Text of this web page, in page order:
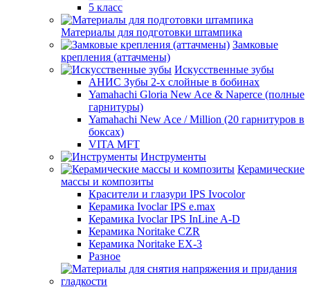
5 класс
Материалы для подготовки штампика
Замковые
крепления (аттачмены)
Искусственные зубы
АНИС Зубы 2-х слойные в бобинах
Yamahachi Gloria New Ace & Naperce (полные
гарнитуры)
Yamahachi New Ace / Million (20 гарнитуров в
боксах)
VITA MFT
Инструменты
Керамические
массы и композиты
Красители и глазури IPS Ivocolor
Керамика Ivoclar IPS e.max
Керамика Ivoclar IPS InLine A-D
Керамика Noritake CZR
Керамика Noritake EX-3
Разное